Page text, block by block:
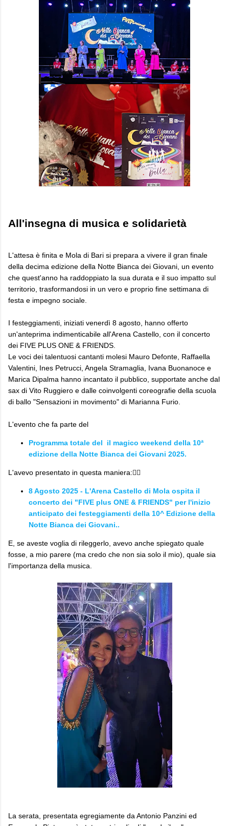
All'insegna di musica e solidarietà
L'attesa è finita e Mola di Bari si prepara a vivere il gran finale
della decima edizione della Notte Bianca dei Giovani, un evento
che quest'anno ha raddoppiato la sua durata e il suo impatto sul
territorio, trasformandosi in un vero e proprio fine settimana di
festa e impegno sociale.
I festeggiamenti, iniziati venerdì 8 agosto, hanno offerto
un'anteprima indimenticabile all'Arena Castello, con il concerto
dei FIVE PLUS ONE & FRIENDS.
Le voci dei talentuosi cantanti molesi Mauro Defonte, Raffaella
Valentini, Ines Petrucci, Angela Stramaglia, Ivana Buonanoce e
Marica Dipalma hanno incantato il pubblico, supportate anche dal
sax di Vito Ruggiero e dalle coinvolgenti coreografie della scuola
di ballo "Sensazioni in movimento" di Marianna Furio.
L'evento che fa parte del
Programma totale del il magico weekend della 10ª
edizione della Notte Bianca dei Giovani 2025.
L'avevo presentato in questa maniera:👇🏼
8 Agosto 2025 - L'Arena Castello di Mola ospita il
concerto dei "FIVE plus ONE & FRIENDS" per l'inizio
anticipato dei festeggiamenti della 10^ Edizione della
Notte Bianca dei Giovani..
E, se aveste voglia di rileggerlo, avevo anche spiegato quale
fosse, a mio parere (ma credo che non sia solo il mio), quale sia
l'importanza della musica.
La serata, presentata egregiamente da Antonio Panzini ed